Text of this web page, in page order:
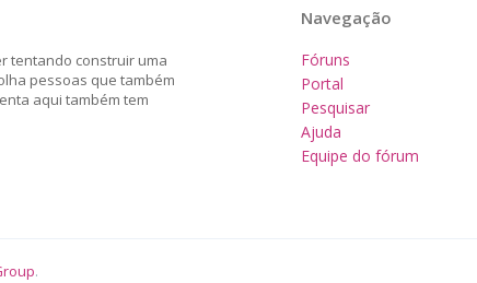
tentando construir uma
pessoas que também
aqui também tem
Navegação
Fóruns
Portal
Pesquisar
Ajuda
Equipe do fórum
.